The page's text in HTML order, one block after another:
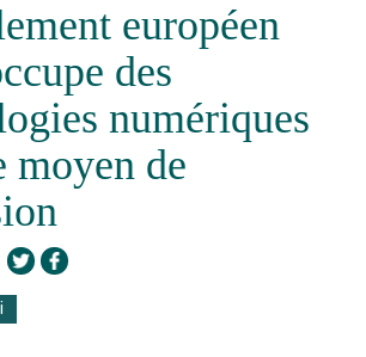
européen
des
numériques
moyen de